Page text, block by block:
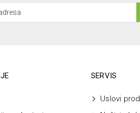
SERVIS
Uslovi